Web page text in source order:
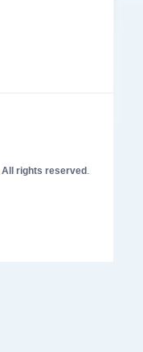
All rights reserved .